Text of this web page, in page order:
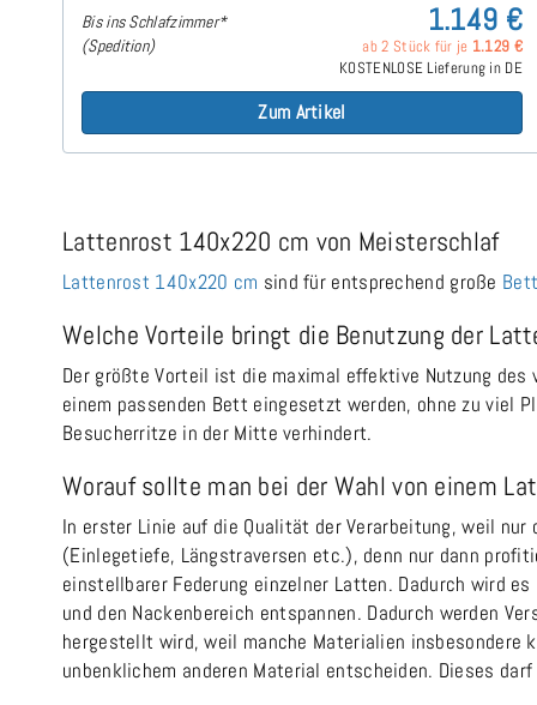
Bis ins Schlafzimmer*
(Spedition)
1.149 €
ab 2 Stück für je 1.129 €
KOSTENLOSE Lieferung in DE
Zum Artikel
Lattenrost 140x220 cm von Meisterschlaf
Lattenrost 140x220 cm sind für entsprechend große
Welche Vorteile bringt die Benutzung der
Der größte Vorteil ist die maximal effektive Nutzung
einem passenden Bett eingesetzt werden, ohne zu viel
Besucherritze in der Mitte verhindert.
Worauf sollte man bei der Wahl von einem
In erster Linie auf die Qualität der Verarbeitung, weil
(Einlegetiefe, Längstraversen etc.), denn nur dann
einstellbarer Federung einzelner Latten. Dadurch wird
und den Nackenbereich entspannen. Dadurch werden
hergestellt wird, weil manche Materialien insbesondere
unbenklichem anderen Material entscheiden. Dieses